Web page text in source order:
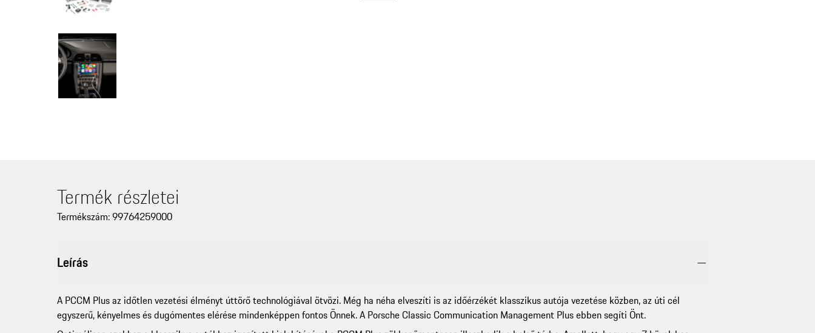
Termék részletei
Termékszám: 99764259000
Leírás
A PCCM Plus az időtlen vezetési élményt úttörő technológiával ötvözi. Még ha néha elveszíti is az időérzékét klasszikus autója vezetése közben, az úti cél
egyszerű, kényelmes és dugómentes elérése mindenképpen fontos Önnek. A Porsche Classic Communication Management Plus ebben segíti Önt.